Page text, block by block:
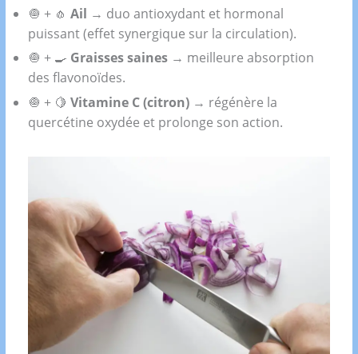
🧅 + 🧄Ail → duo antioxydant et hormonal
puissant (effet synergique sur la circulation).
🧅 + 🍳 Graisses saines → meilleure absorption
des flavonoïdes.
🧅 + 🍋Vitamine C (citron) → régénère la
quercétine oxydée et prolonge son action.